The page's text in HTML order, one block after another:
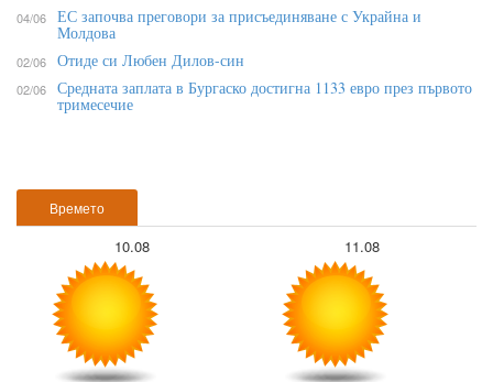
Времето
10.08 11.08
04/06 ЕС започва преговори за присъединяване с Украйна и
Молдова
02/06 Отиде си Любен Дилов-син
02/06 Средната заплата в Бургаско достигна 1133 евро през първото
тримесечие